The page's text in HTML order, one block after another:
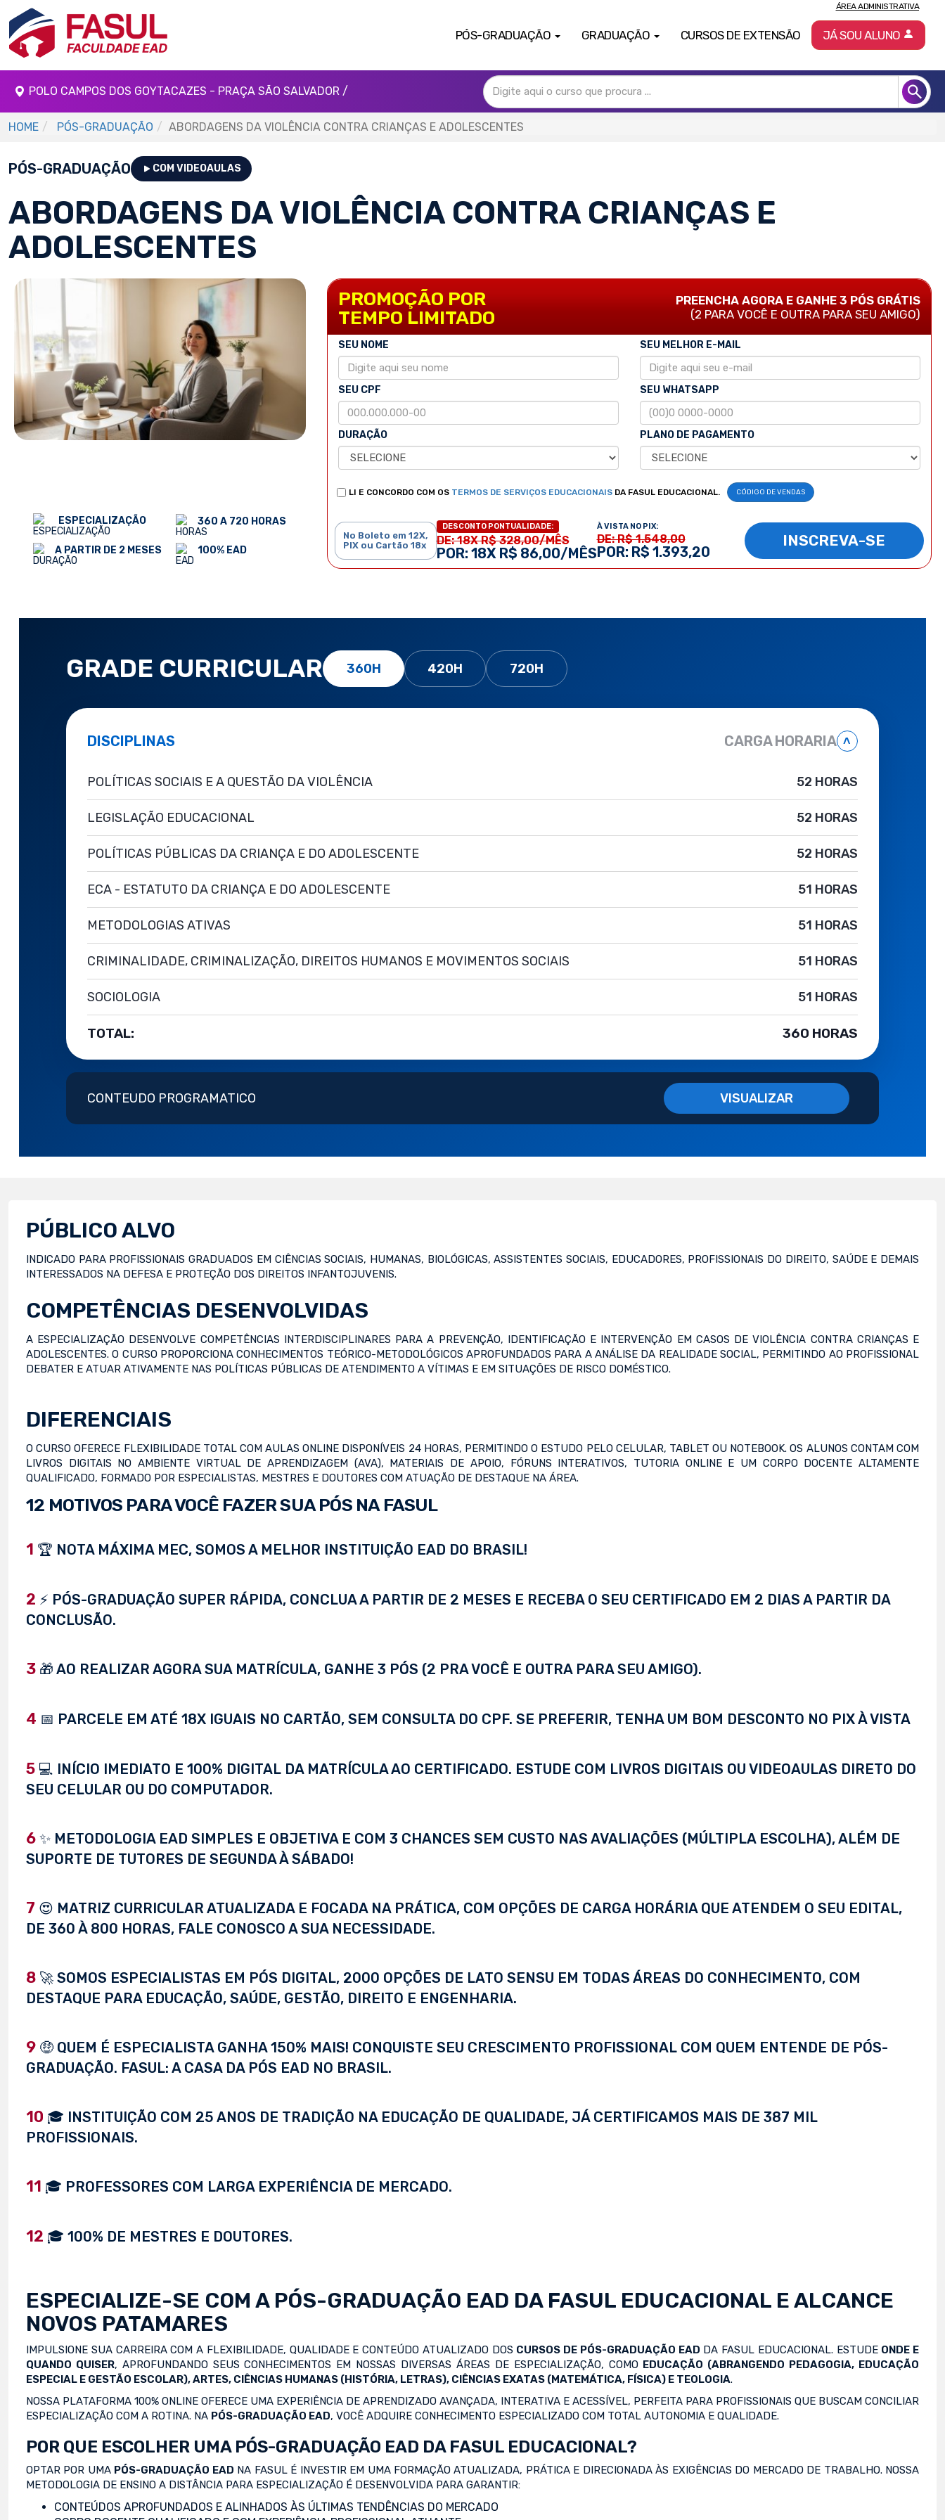
PÓS-GRADUAÇÃO GRADUAÇÃO CURSOS DE EXTENSÃO
ÁREA ADMINISTRATIVA
JÁ SOU ALUNO
POLO CAMPOS DOS GOYTACAZES - PRAÇA SÃO SALVADOR /
HOME PÓS-GRADUAÇÃO ABORDAGENS DA VIOLÊNCIA CONTRA CRIANÇAS E ADOLESCENTES
PÓS-GRADUAÇÃO COM VIDEOAULAS
ABORDAGENS DA VIOLÊNCIA CONTRA CRIANÇAS E
ADOLESCENTES
ESPECIALIZAÇÃO
A PARTIR DE 2 MESES
360 A 720 HORAS
100% EAD
PROMOÇÃO POR
TEMPO LIMITADO
PREENCHA AGORA E GANHE 3 PÓS GRÁTIS
(2 PARA VOCÊ E OUTRA PARA SEU AMIGO)
SEU NOME
SEU CPF
SEU MELHOR E-MAIL
SEU WHATSAPP
DURAÇÃO PLANO DE PAGAMENTO
LI E CONCORDO COM OS TERMOS DE SERVIÇOS EDUCACIONAISDA FASUL EDUCACIONAL. CÓDIGO DE VENDAS
No Boleto em 12X,
PIX ou Cartão 18x
DESCONTO PONTUALIDADE:
DE: 18X R$ 328,00/MÊS
POR: 18X R$ 86,00/MÊS
À VISTA NO PIX:
DE: R$ 1.548,00
POR: R$ 1.393,20
INSCREVA-SE
GRADE CURRICULAR 360H 420H 720H
DISCIPLINAS CARGA HORARIA ˄
POLÍTICAS SOCIAIS E A QUESTÃO DA VIOLÊNCIA 52 HORAS
LEGISLAÇÃO EDUCACIONAL 52 HORAS
POLÍTICAS PÚBLICAS DA CRIANÇA E DO ADOLESCENTE 52 HORAS
ECA - ESTATUTO DA CRIANÇA E DO ADOLESCENTE 51 HORAS
METODOLOGIAS ATIVAS 51 HORAS
CRIMINALIDADE, CRIMINALIZAÇÃO, DIREITOS HUMANOS E MOVIMENTOS SOCIAIS 51 HORAS
SOCIOLOGIA 51 HORAS
TOTAL: 360 HORAS
CONTEUDO PROGRAMATICO VISUALIZAR
PÚBLICO ALVO
INDICADO PARA PROFISSIONAIS GRADUADOS EM CIÊNCIAS SOCIAIS, HUMANAS, BIOLÓGICAS, ASSISTENTES SOCIAIS, EDUCADORES, PROFISSIONAIS DO DIREITO, SAÚDE E DEMAIS
INTERESSADOS NA DEFESA E PROTEÇÃO DOS DIREITOS INFANTOJUVENIS.
COMPETÊNCIAS DESENVOLVIDAS
A ESPECIALIZAÇÃO DESENVOLVE COMPETÊNCIAS INTERDISCIPLINARES PARA A PREVENÇÃO, IDENTIFICAÇÃO E INTERVENÇÃO EM CASOS DE VIOLÊNCIA CONTRA CRIANÇAS E
ADOLESCENTES. O CURSO PROPORCIONA CONHECIMENTOS TEÓRICO-METODOLÓGICOS APROFUNDADOS PARA A ANÁLISE DA REALIDADE SOCIAL, PERMITINDO AO PROFISSIONAL
DEBATER E ATUAR ATIVAMENTE NAS POLÍTICAS PÚBLICAS DE ATENDIMENTO A VÍTIMAS E EM SITUAÇÕES DE RISCO DOMÉSTICO.
DIFERENCIAIS
O CURSO OFERECE FLEXIBILIDADE TOTAL COM AULAS ONLINE DISPONÍVEIS 24 HORAS, PERMITINDO O ESTUDO PELO CELULAR, TABLET OU NOTEBOOK. OS ALUNOS CONTAM COM
LIVROS DIGITAIS NO AMBIENTE VIRTUAL DE APRENDIZAGEM (AVA), MATERIAIS DE APOIO, FÓRUNS INTERATIVOS, TUTORIA ONLINE E UM CORPO DOCENTE ALTAMENTE
QUALIFICADO, FORMADO POR ESPECIALISTAS, MESTRES E DOUTORES COM ATUAÇÃO DE DESTAQUE NA ÁREA.
12 MOTIVOS PARA VOCÊ FAZER SUA PÓS NA FASUL
1 🏆 NOTA MÁXIMA MEC, SOMOS A MELHOR INSTITUIÇÃO EAD DO BRASIL!
2 ⚡ PÓS-GRADUAÇÃO SUPER RÁPIDA, CONCLUA A PARTIR DE 2 MESES E RECEBA O SEU CERTIFICADO EM 2 DIAS A PARTIR DA
CONCLUSÃO.
3 🎁 AO REALIZAR AGORA SUA MATRÍCULA, GANHE 3 PÓS (2 PRA VOCÊ E OUTRA PARA SEU AMIGO).
4 📅 PARCELE EM ATÉ 18X IGUAIS NO CARTÃO, SEM CONSULTA DO CPF. SE PREFERIR, TENHA UM BOM DESCONTO NO PIX À VISTA
5 💻 INÍCIO IMEDIATO E 100% DIGITAL DA MATRÍCULA AO CERTIFICADO. ESTUDE COM LIVROS DIGITAIS OU VIDEOAULAS DIRETO DO
SEU CELULAR OU DO COMPUTADOR.
6 ✨ METODOLOGIA EAD SIMPLES E OBJETIVA E COM 3 CHANCES SEM CUSTO NAS AVALIAÇÕES (MÚLTIPLA ESCOLHA), ALÉM DE
SUPORTE DE TUTORES DE SEGUNDA À SÁBADO!
7 😍 MATRIZ CURRICULAR ATUALIZADA E FOCADA NA PRÁTICA, COM OPÇÕES DE CARGA HORÁRIA QUE ATENDEM O SEU EDITAL,
DE 360 À 800 HORAS, FALE CONOSCO A SUA NECESSIDADE.
8 🚀 SOMOS ESPECIALISTAS EM PÓS DIGITAL, 2000 OPÇÕES DE LATO SENSU EM TODAS ÁREAS DO CONHECIMENTO, COM
DESTAQUE PARA EDUCAÇÃO, SAÚDE, GESTÃO, DIREITO E ENGENHARIA.
9 🤑 QUEM É ESPECIALISTA GANHA 150% MAIS! CONQUISTE SEU CRESCIMENTO PROFISSIONAL COM QUEM ENTENDE DE PÓS-
GRADUAÇÃO. FASUL: A CASA DA PÓS EAD NO BRASIL.
10 🎓 INSTITUIÇÃO COM 25 ANOS DE TRADIÇÃO NA EDUCAÇÃO DE QUALIDADE, JÁ CERTIFICAMOS MAIS DE 387 MIL
PROFISSIONAIS.
11 🎓 PROFESSORES COM LARGA EXPERIÊNCIA DE MERCADO.
12 🎓 100% DE MESTRES E DOUTORES.
ESPECIALIZE-SE COM A PÓS-GRADUAÇÃO EAD DA FASUL EDUCACIONAL E ALCANCE
NOVOS PATAMARES
IMPULSIONE SUA CARREIRA COM A FLEXIBILIDADE, QUALIDADE E CONTEÚDO ATUALIZADO DOS CURSOS DE PÓS-GRADUAÇÃO EAD DA FASUL EDUCACIONAL. ESTUDE ONDE E
QUANDO QUISER, APROFUNDANDO SEUS CONHECIMENTOS EM NOSSAS DIVERSAS ÁREAS DE ESPECIALIZAÇÃO, COMO EDUCAÇÃO (ABRANGENDO PEDAGOGIA, EDUCAÇÃO
ESPECIAL E GESTÃO ESCOLAR), ARTES, CIÊNCIAS HUMANAS (HISTÓRIA, LETRAS), CIÊNCIAS EXATAS (MATEMÁTICA, FÍSICA) E TEOLOGIA.
NOSSA PLATAFORMA 100% ONLINE OFERECE UMA EXPERIÊNCIA DE APRENDIZADO AVANÇADA, INTERATIVA E ACESSÍVEL, PERFEITA PARA PROFISSIONAIS QUE BUSCAM CONCILIAR
ESPECIALIZAÇÃO COM A ROTINA. NA PÓS-GRADUAÇÃO EAD, VOCÊ ADQUIRE CONHECIMENTO ESPECIALIZADO COM TOTAL AUTONOMIA E QUALIDADE.
POR QUE ESCOLHER UMA PÓS-GRADUAÇÃO EAD DA FASUL EDUCACIONAL?
OPTAR POR UMA PÓS-GRADUAÇÃO EAD NA FASUL É INVESTIR EM UMA FORMAÇÃO ATUALIZADA, PRÁTICA E DIRECIONADA ÀS EXIGÊNCIAS DO MERCADO DE TRABALHO. NOSSA
METODOLOGIA DE ENSINO A DISTÂNCIA PARA ESPECIALIZAÇÃO É DESENVOLVIDA PARA GARANTIR:
CONTEÚDOS APROFUNDADOS E ALINHADOS ÀS ÚLTIMAS TENDÊNCIAS DO MERCADO